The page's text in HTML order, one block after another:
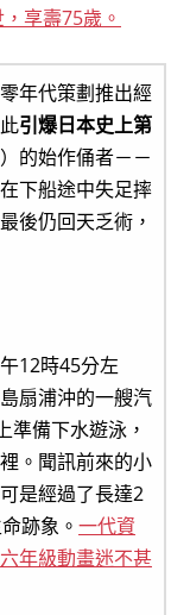
享壽75歲。
年代策劃推出經
引爆日本史上第
的始作俑者－－
下船途中失足摔
後仍回天乏術，
12時45分左
扇浦沖的一艘汽
準備下水遊泳，
。聞訊前來的小
是經過了長達2
跡象。 一代資
年級動畫迷不甚